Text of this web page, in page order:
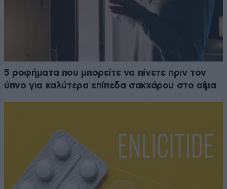
5 ροφήματα που μπορείτε να πίνετε πριν τον
ύπνο για καλύτερα επίπεδα σακχάρου στο αίμα